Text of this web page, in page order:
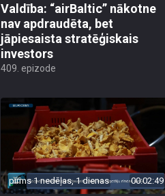
Valdība: “airBaltic” nākotne
nav apdraudēta, bet
jāpiesaista stratēģiskais
investors
409. epizode
pirms 1 nedēļas, 1 dienas 00:02:49